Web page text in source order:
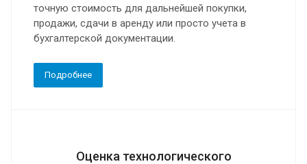
точную стоимость для дальнейшей покупки,
продажи, сдачи в аренду или просто учета в
бухгалтерской документации.
Подробнее
Оценка технологического